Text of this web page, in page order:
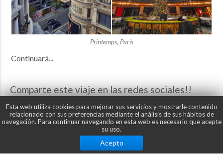
Printemps, París
Continuará...
Comparte este viaje en las redes sociales!!
Save
Ir al itinerario completo
Esta web utiliza cookies para mejorar sus servicios y mostrarle contenido
relacionado con sus preferencias mediante el análisis de sus hábitos de
navegación. Para continuar navegando en esta web es necesario que acepte
su uso.
Acepto